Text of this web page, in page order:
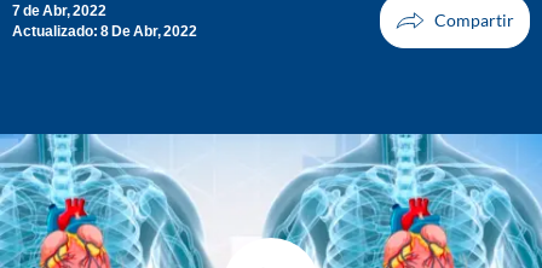
7 de Abr, 2022
Actualizado: 8 De Abr, 2022